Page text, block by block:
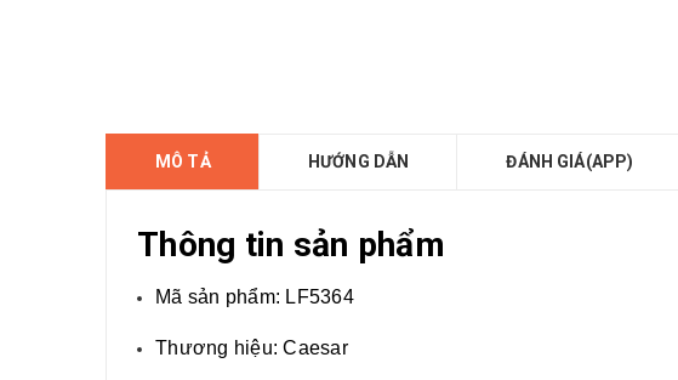
MÔ TẢ HƯỚNG DẪN ĐÁNH GIÁ(APP)
Thông tin sản phẩm
Mã sản phẩm: LF5364
Thương hiệu: Caesar